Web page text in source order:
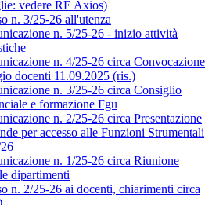
vedere RE Axios)
n. 3/25-26 all'utenza
n. 5/25-26 - inizio attività
n. 4/25-26 circa Convocazione
docenti 11.09.2025 (ris.)
n. 3/25-26 circa Consiglio
e formazione Fgu
n. 2/25-26 circa Presentazione
per accesso alle Funzioni Strumentali
n. 1/25-26 circa Riunione
dipartimenti
n. 2/25-26 ai docenti, chiarimenti circa